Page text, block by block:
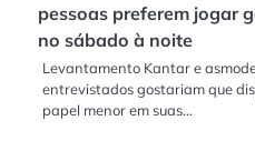
pessoas preferem jogar
no sábado à noite
Levantamento Kantar e
entrevistados gostariam que
papel menor em suas…